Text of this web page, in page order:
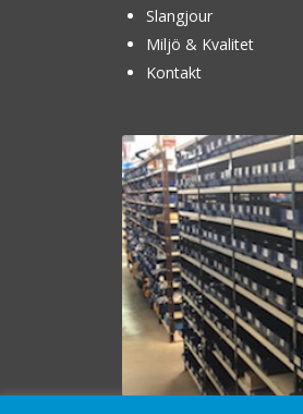
Slangjour
Miljö & Kvalitet
Kontakt